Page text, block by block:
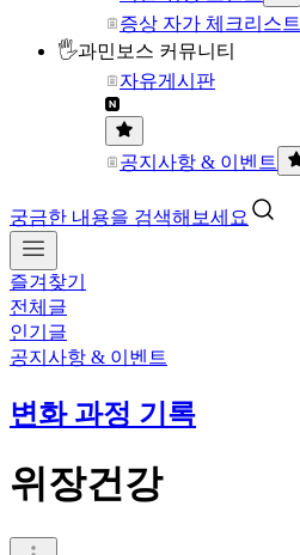
증상 자가 체크리스트
🖐과민보스 커뮤니티
자유게시판
공지사항 & 이벤트
궁금한 내용을 검색해보세요
즐겨찾기
전체글
인기글
공지사항 & 이벤트
변화 과정 기록
위장건강